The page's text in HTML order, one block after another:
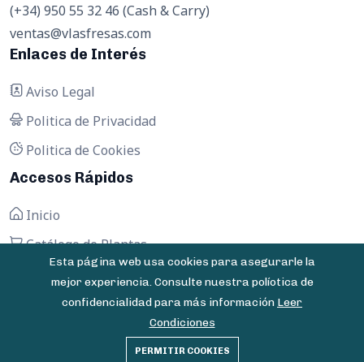
(+34) 950 55 32 46 (Cash & Carry)
ventas@vlasfresas.com
Enlaces de Interés
Aviso Legal
Politica de Privacidad
Politica de Cookies
Accesos Rápidos
Inicio
Catálogo de Plantas
Contactar
© 2025 Vivero Las Fresas - Todos los derechos
Esta página web usa cookies para asegurarle la
mejor experiencia. Consulte nuestra políotica de
confidencialidad para más información Leer
Condiciones
PERMITIR COOKIES